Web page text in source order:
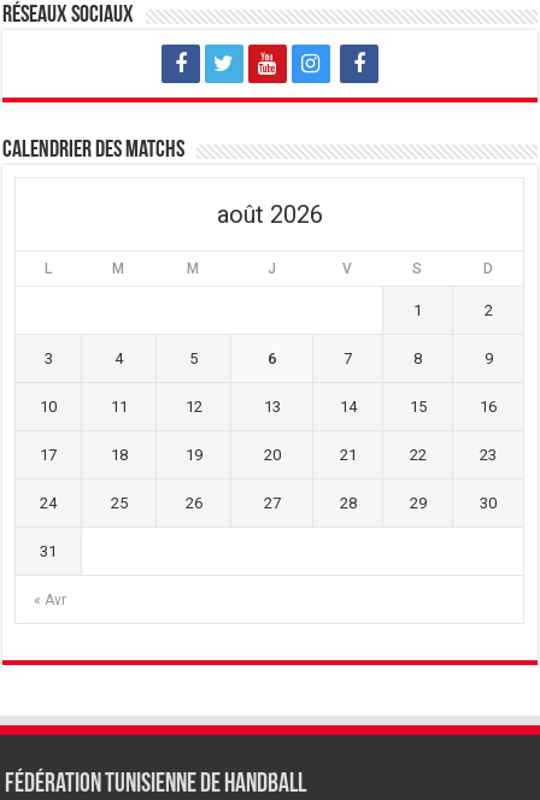
Réseaux sociaux
Calendrier des matchs
août 2026
L M M J V S D
« Avr
1 2
3 4 5 6 7 8 9
10 11 12 13 14 15 16
17 18 19 20 21 22 23
24 25 26 27 28 29 30
31
Fédération tunisienne de Handball